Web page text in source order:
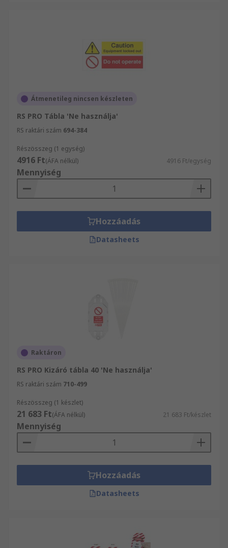
Átmenetileg nincsen készleten
RS PRO Tábla 'Ne használja'
RS raktári szám 694-384
Részösszeg (1 egység)
4916 Ft(ÁFA nélkül) 4916 Ft/egység
Mennyiség
Hozzáadás
Datasheets
Raktáron
RS PRO Kizáró tábla 40 'Ne használja'
RS raktári szám 710-499
Részösszeg (1 készlet)
21 683 Ft(ÁFA nélkül) 21 683 Ft/készlet
Mennyiség
Hozzáadás
Datasheets